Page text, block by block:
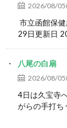
2026/08/
市立函館保
29日更新日
八尾の白扇
2026/08/
4日は久宝寺
がらの手打ち